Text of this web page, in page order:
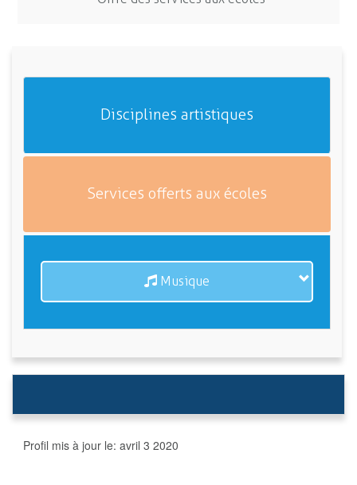
Disciplines artistiques
Services offerts aux écoles
Musique
Profil mis à jour le: avril 3 2020